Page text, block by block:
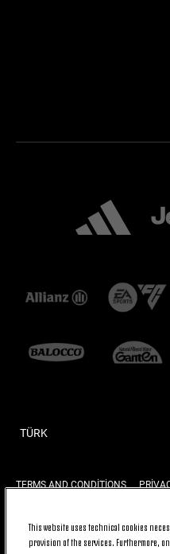
TÜRK
TERMS AND CONDITIONS
BACK TO TOP
This website uses technical cookies
provision of the services. Furthermore,